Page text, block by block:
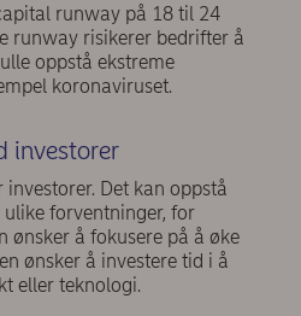
runway på 18 til 24
runway risikerer bedrifter å
oppstå ekstreme
koronaviruset.
investorer
Det kan oppstå
forventninger, for
ønsker å fokusere på å øke
ønsker å investere tid i å
eller teknologi.